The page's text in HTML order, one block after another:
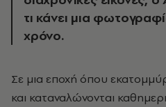
τι κάνει μια
χρόνο.
Σε μια εποχή όπου εκατομμύρια εικόνες παράγονται
και καταναλώνονται